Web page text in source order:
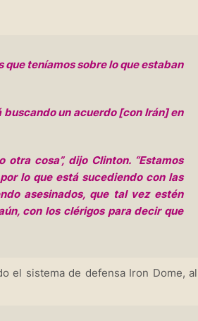
que teníamos sobre lo que estaban
buscando un acuerdo [con Irán] en
cosa”, dijo Clinton. “Estamos
lo que está sucediendo con las
asesinados, que tal vez estén
con los clérigos para decir que
el sistema de defensa Iron Dome, al